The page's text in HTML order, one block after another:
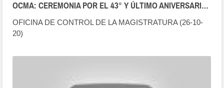
OCMA: CEREMONIA POR EL 43° Y ÚLTIMO ANIVERSARIO INSTITUCIONAL
OFICINA DE CONTROL DE LA MAGISTRATURA (26-10-
20)